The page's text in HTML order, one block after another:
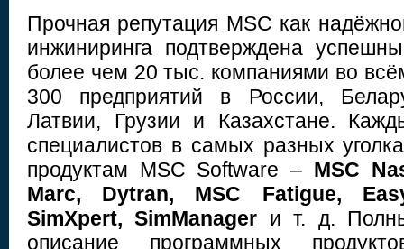
Прочная репутация MSC как
инжиниринга подтверждена
более чем 20 тыс. компаниями во
300 предприятий в России,
Латвии, Грузии и Казахстане.
специалистов в самых разных
продуктам MSC Software – MSC
Marc, Dytran, MSC Fatigue,
SimXpert, SimManager и т. д.
описание программных